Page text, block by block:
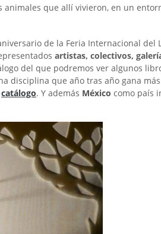
que allí vivieron, en un
de la Feria Internacional del
artistas, colectivos,
del que podremos ver algunos
disciplina que año tras año gana
catálogo. Y además México como país